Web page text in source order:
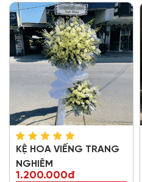
KỆ HOA VIẾNG TRANG
NGHIÊM
1.200.000đ